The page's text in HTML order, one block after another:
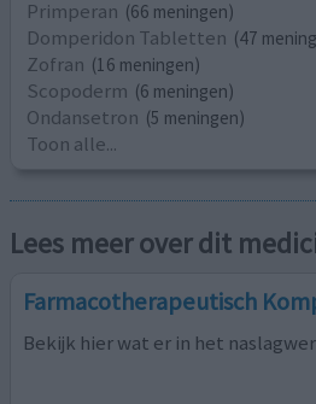
Primperan (66 meningen)
Domperidon Tabletten (47
Zofran (16 meningen)
Scopoderm (6 meningen)
Ondansetron (5 meningen)
Toon alle...
Lees meer over dit
Farmacotherapeutisch
Bekijk hier wat er in het